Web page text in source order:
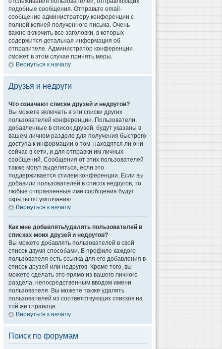
подобные сообщения. Отправьте email-
сообщение администратору конференции с
полной копией полученного письма. Очень
важно включить все заголовки, в которых
содержится детальная информация об
отправителе. Администратор конференции
сможет в этом случае принять меры.
Вернуться к началу
Друзья и недруги
Что означают списки друзей и недругов?
Вы можете включать в эти списки других
пользователей конференции. Пользователи,
добавленные в список друзей, будут указаны в
вашем личном разделе для получения быстрого
доступа к информации о том, находятся ли они
сейчас в сети, и для отправки им личных
сообщений. Сообщения от этих пользователей
также могут выделяться, если это
поддерживается стилем конференции. Если вы
добавили пользователей в список недругов, то
любые отправленные ими сообщения будут
скрыты по умолчанию.
Вернуться к началу
Как мне добавлять/удалять пользователей в
списках моих друзей и недругов?
Вы можете добавлять пользователей в свой
список двумя способами. В профиле каждого
пользователя есть ссылка для его добавления в
список друзей или недругов. Кроме того, вы
можете сделать это прямо из вашего личного
раздела, непосредственным вводом имени
пользователя. Вы можете также удалять
пользователей из соответствующих списков на
той же странице.
Вернуться к началу
Поиск по форумам